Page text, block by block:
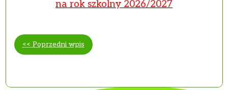
na rok szkolny 2026/2027
<< Poprzedni wpis